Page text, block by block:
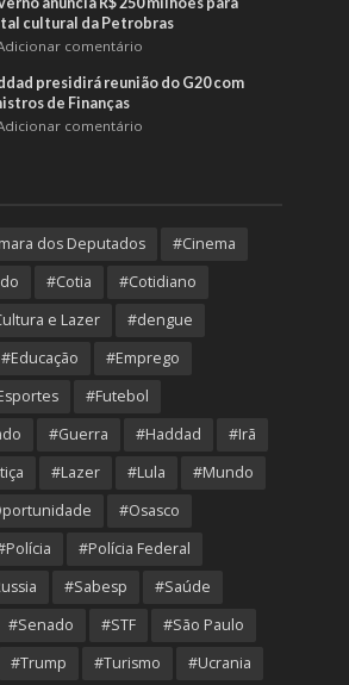
cultural da Petrobras
comentário
presidirá reunião do G20 com
de Finanças
comentário
dos Deputados
#Cinema
#Cotia
#Cotidiano
e Lazer
#dengue
#Educação
#Emprego
#Futebol
#Guerra #Haddad
#Irã
#Lazer #Lula
#Mundo
#Osasco
#Polícia Federal
#Sabesp
#Saúde
#Senado #STF
#São Paulo
#Trump #Turismo #Ucrania